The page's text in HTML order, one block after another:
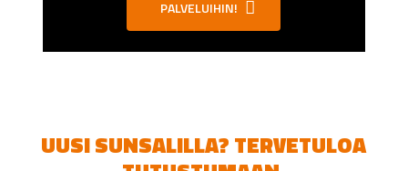
PALVELUIHIN!
UUSI SUNSALILLA? TERVETULOA